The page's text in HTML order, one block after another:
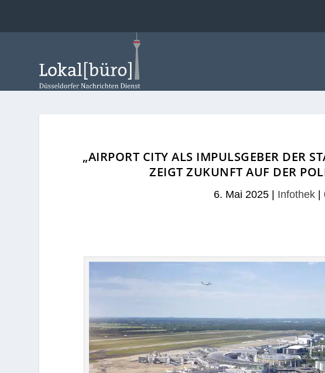
„AIRPORT CITY ALS IMPULSGEBER DER
ZEIGT ZUKUNFT AUF DER
6. Mai 2025| Infothek|